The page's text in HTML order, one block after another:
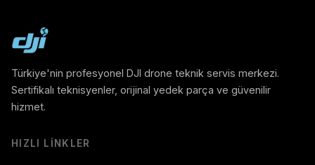
Türkiye'nin profesyonel DJI drone teknik servis merkezi.
Sertifikalı teknisyenler, orijinal yedek parça ve güvenilir
hizmet.
HIZLI LINKLER